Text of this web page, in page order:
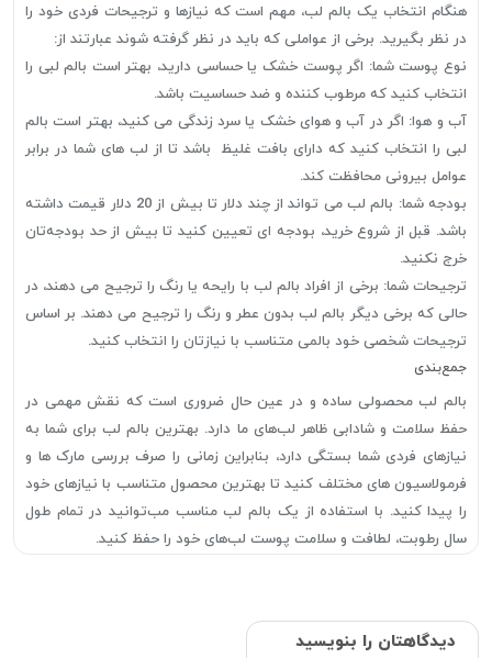
هنگام انتخاب یک بالم لب، مهم است که نیازها و ترجیحات فردی خود را
در نظر بگیرید. برخی از عواملی که باید در نظر گرفته شوند عبارتند از:
نوع پوست شما: اگر پوست خشک یا حساسی دارید، بهتر است بالم لبی را
انتخاب کنید که مرطوب کننده و ضد حساسیت باشد.
آب و هوا: اگر در آب و هوای خشک یا سرد زندگی می کنید، بهتر است بالم
لبی را انتخاب کنید که دارای بافت غلیظ باشد تا از لب های شما در برابر
عوامل بیرونی محافظت کند.
بودجه شما: بالم لب می تواند از چند دلار تا بیش از 20 دلار قیمت داشته
باشد. قبل از شروع خرید، بودجه ای تعیین کنید تا بیش از حد بودجه‌تان
خرج نکنید.
ترجیحات شما: برخی از افراد بالم لب با رایحه یا رنگ را ترجیح می دهند، در
حالی که برخی دیگر بالم لب بدون عطر و رنگ را ترجیح می دهند. بر اساس
ترجیحات شخصی خود بالمی متناسب با نیازتان را انتخاب کنید.
جمع‌بندی
بالم لب محصولی ساده و در عین حال ضروری است که نقش مهمی در
حفظ سلامت و شادابی ظاهر لب‌های ما دارد. بهترین بالم لب برای شما به
نیازهای فردی شما بستگی دارد، بنابراین زمانی را صرف بررسی مارک ها و
فرمولاسیون های مختلف کنید تا بهترین محصول متناسب با نیازهای خود
را پیدا کنید. با استفاده از یک بالم لب مناسب مب‌توانید در تمام طول
سال رطوبت، لطافت و سلامت پوست لب‌های خود را حفظ کنید.
دیدگاهتان را بنویسید